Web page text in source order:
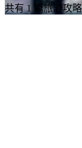
共有 1 篇旅游攻略